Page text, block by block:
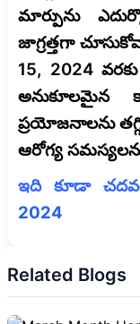
మార్పును
జాగ్రత్తగా
15, 2024
ప్రయోజనాలను
ఆరోగ్య సమస్యలను
ఇది కూడా
2024
Related Blogs